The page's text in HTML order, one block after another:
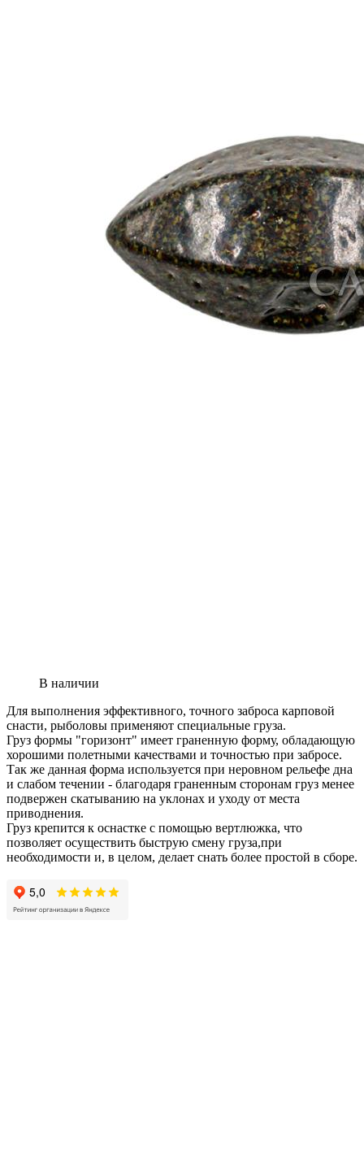
В наличии
Для выполнения эффективного, точного заброса карповой
снасти, рыболовы применяют специальные груза.
Груз формы "горизонт" имеет граненную форму, обладающую
хорошими полетными качествами и точностью при забросе.
Так же данная форма используется при неровном рельефе дна
и слабом течении - благодаря граненным сторонам груз менее
подвержен скатыванию на уклонах и уходу от места
приводнения.
Груз крепится к оснастке с помощью вертлюжка, что
позволяет осуществить быструю смену груза,при
необходимости и, в целом, делает снать более простой в сборе.